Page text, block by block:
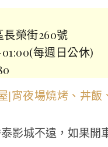
榮街260號
每週日公休)
影城不遠，如果開